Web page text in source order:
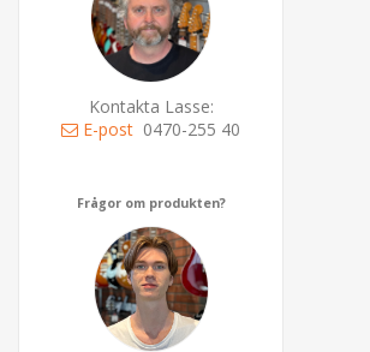
Kontakta Lasse:
E-post 0470-255 40
Frågor om produkten?